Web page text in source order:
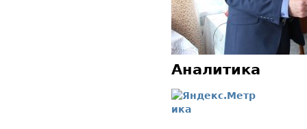
Аналитика